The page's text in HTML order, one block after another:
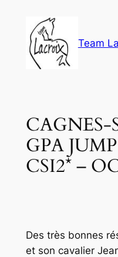
contenu
Team
CAGNES-
GPA
CSI2* –
Des très bonnes
et son cavalier